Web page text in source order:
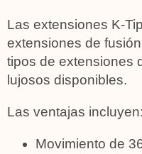
Las extensiones K-
extensiones de
tipos de extensiones
lujosos disponibles.
Las ventajas incluyen:
Movimiento de